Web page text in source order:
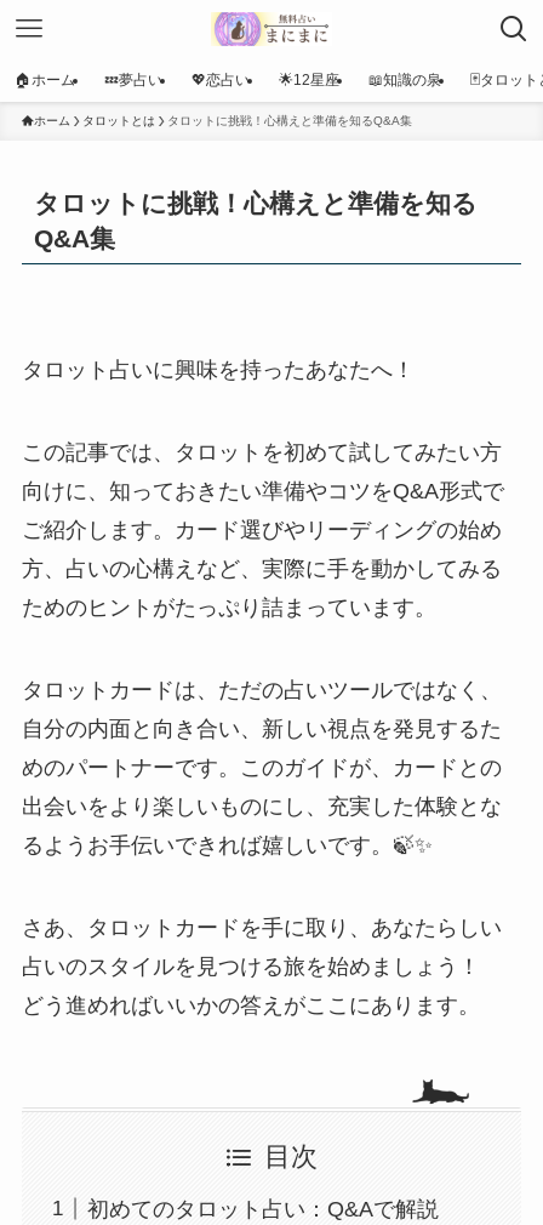
🏠ホーム 💤夢占い 💖恋占い 🌟12星座 📖知識の泉 🃏タロット
ホーム タロットとは タロットに挑戦！心構えと準備を知るQ&A集
タロットに挑戦！心構えと準備を知る
Q&A集
タロット占いに興味を持ったあなたへ！
この記事では、タロットを初めて試してみたい方
向けに、知っておきたい準備やコツをQ&A形式で
ご紹介します。カード選びやリーディングの始め
方、占いの心構えなど、実際に手を動かしてみる
ためのヒントがたっぷり詰まっています。
タロットカードは、ただの占いツールではなく、
自分の内面と向き合い、新しい視点を発見するた
めのパートナーです。このガイドが、カードとの
出会いをより楽しいものにし、充実した体験とな
るようお手伝いできれば嬉しいです。🍃✨
さあ、タロットカードを手に取り、あなたらしい
占いのスタイルを見つける旅を始めましょう！
どう進めればいいかの答えがここにあります。
目次
初めてのタロット占い：Q&Aで解説